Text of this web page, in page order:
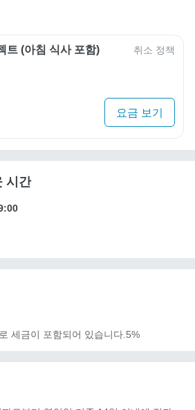
(아침 식사 포함) 취소 정책
요금 보기
시간
세금이 포함되어 있습니다.5%